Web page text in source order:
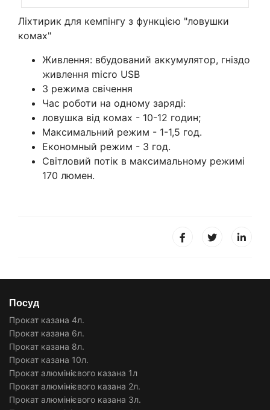
Ліхтирик для кемпінгу з функцією "ловушки
комах"
Живлення: вбудований аккумулятор, гніздо
живлення micro USB
3 режима свічення
Час роботи на одному заряді:
ловушка від комах - 10-12 годин;
Максимальний режим - 1-1,5 год.
Економный режим - 3 год.
Світловий потік в максимальному режимі
170 люмен.
Посуд
Прокат казана 4л.
Прокат казана 6л.
Прокат казана 8л.
Прокат казана 10л.
Прокат алюмінієвого казана 1л
Прокат алюмінієвого казана 2л.
Прокат алюмінієвого казана 3л.